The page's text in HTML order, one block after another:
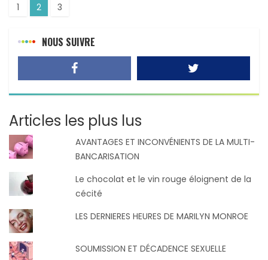
1 2 3
NOUS SUIVRE
Articles les plus lus
AVANTAGES ET INCONVÉNIENTS DE LA MULTI-
BANCARISATION
Le chocolat et le vin rouge éloignent de la
cécité
LES DERNIERES HEURES DE MARILYN MONROE
SOUMISSION ET DÉCADENCE SEXUELLE